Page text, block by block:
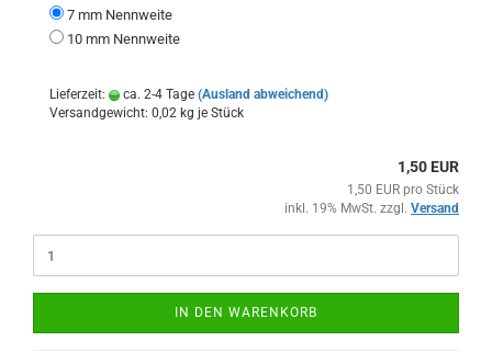
7 mm Nennweite
10 mm Nennweite
Lieferzeit: ca. 2-4 Tage (Ausland abweichend)
Versandgewicht: 0,02 kg je Stück
1,50 EUR
1,50 EUR pro Stück
inkl. 19% MwSt. zzgl. Versand
IN DEN WARENKORB